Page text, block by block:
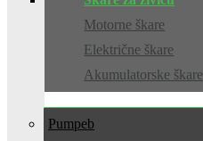
Motorne škare
Električne škare
Akumulatorske škare
Pumpe